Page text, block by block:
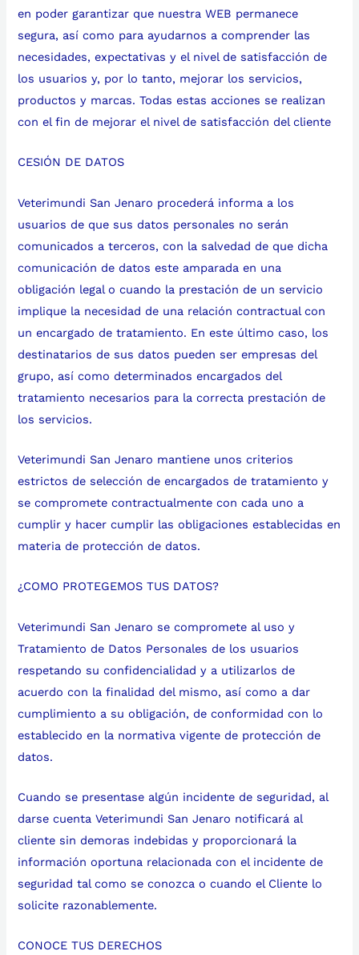
en poder garantizar que nuestra WEB permanece
segura, así como para ayudarnos a comprender las
necesidades, expectativas y el nivel de satisfacción de
los usuarios y, por lo tanto, mejorar los servicios,
productos y marcas. Todas estas acciones se realizan
con el fin de mejorar el nivel de satisfacción del cliente
CESIÓN DE DATOS
Veterimundi San Jenaro procederá informa a los
usuarios de que sus datos personales no serán
comunicados a terceros, con la salvedad de que dicha
comunicación de datos este amparada en una
obligación legal o cuando la prestación de un servicio
implique la necesidad de una relación contractual con
un encargado de tratamiento. En este último caso, los
destinatarios de sus datos pueden ser empresas del
grupo, así como determinados encargados del
tratamiento necesarios para la correcta prestación de
los servicios.
Veterimundi San Jenaro mantiene unos criterios
estrictos de selección de encargados de tratamiento y
se compromete contractualmente con cada uno a
cumplir y hacer cumplir las obligaciones establecidas en
materia de protección de datos.
¿COMO PROTEGEMOS TUS DATOS?
Veterimundi San Jenaro se compromete al uso y
Tratamiento de Datos Personales de los usuarios
respetando su confidencialidad y a utilizarlos de
acuerdo con la finalidad del mismo, así como a dar
cumplimiento a su obligación, de conformidad con lo
establecido en la normativa vigente de protección de
datos.
Cuando se presentase algún incidente de seguridad, al
darse cuenta Veterimundi San Jenaro notificará al
cliente sin demoras indebidas y proporcionará la
información oportuna relacionada con el incidente de
seguridad tal como se conozca o cuando el Cliente lo
solicite razonablemente.
CONOCE TUS DERECHOS